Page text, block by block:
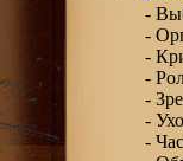
-
-
-
-
-
-
-